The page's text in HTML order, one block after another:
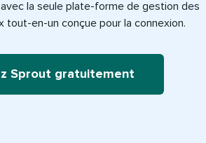
la seule plate-forme de gestion des
tout-en-un conçue pour la connexion.
Sprout gratuitement